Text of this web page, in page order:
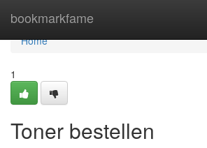
bookmarkfame
Home
Home
1
Toner bestellen